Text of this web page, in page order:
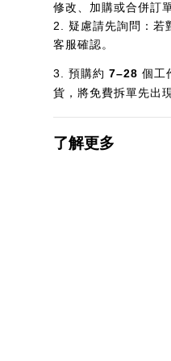
修改、加購或合併訂
2.
疑慮請先詢問：若
客服確認。
3. 預購約 7–28 個工
貨，將免費拆單先出
了解更多